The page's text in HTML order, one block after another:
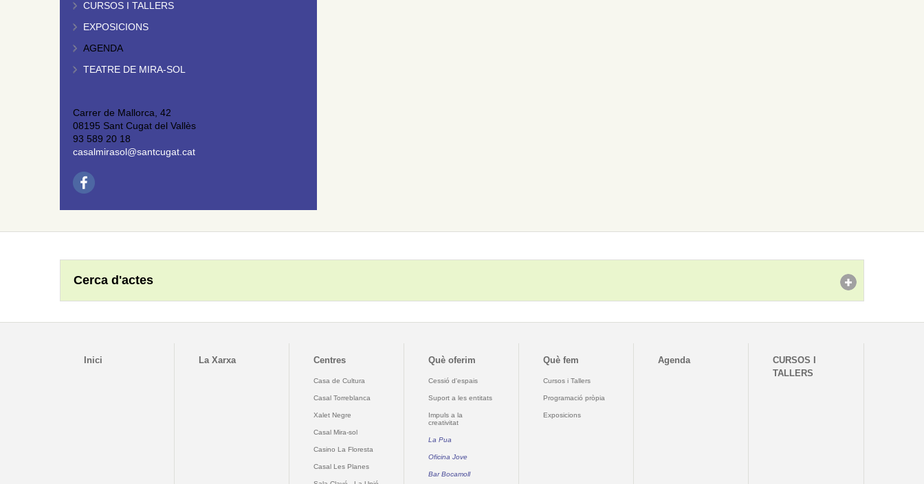
CURSOS I TALLERS
EXPOSICIONS
AGENDA
TEATRE DE MIRA-SOL
Carrer de Mallorca, 42
08195 Sant Cugat del Vallès
93 589 20 18
casalmirasol@santcugat.cat
Cerca d'actes
Inici La Xarxa Centres
Casa de Cultura
Casal Torreblanca
Xalet Negre
Casal Mira-sol
Casino La Floresta
Casal Les Planes
Què oferim
Cessió d'espais
Suport a les entitats
Impuls a la
creativitat
La Pua
Oficina Jove
Bar Bocamoll
Què fem
Cursos i Tallers
Programació pròpia
Exposicions
Agenda
CURSOS I
TALLERS